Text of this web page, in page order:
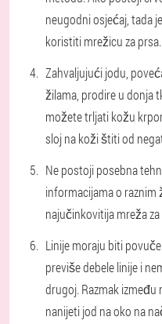
neugodni osjećaj, tada
koristiti mrežicu za prsa.
Zahvaljujući jodu,
žilama, prodire u donja
možete trljati kožu
sloj na koži štiti od
Ne postoji posebna
informacijama o raznim
najučinkovitija mreža
Linije moraju biti
previše debele linije i
drugoj. Razmak
nanijeti jod na oko na